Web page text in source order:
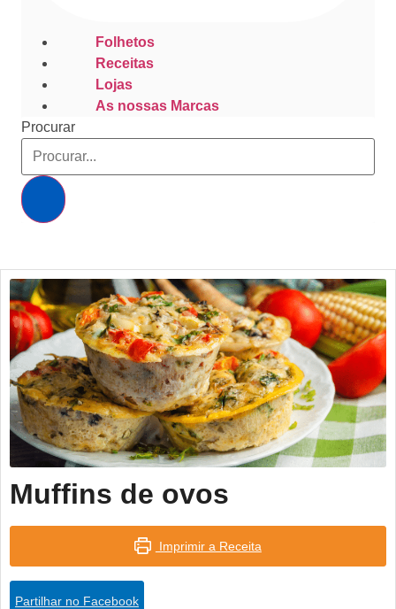
Folhetos
Receitas
Lojas
As nossas Marcas
Procurar
Muffins de ovos
Imprimir a Receita
Partilhar no Facebook